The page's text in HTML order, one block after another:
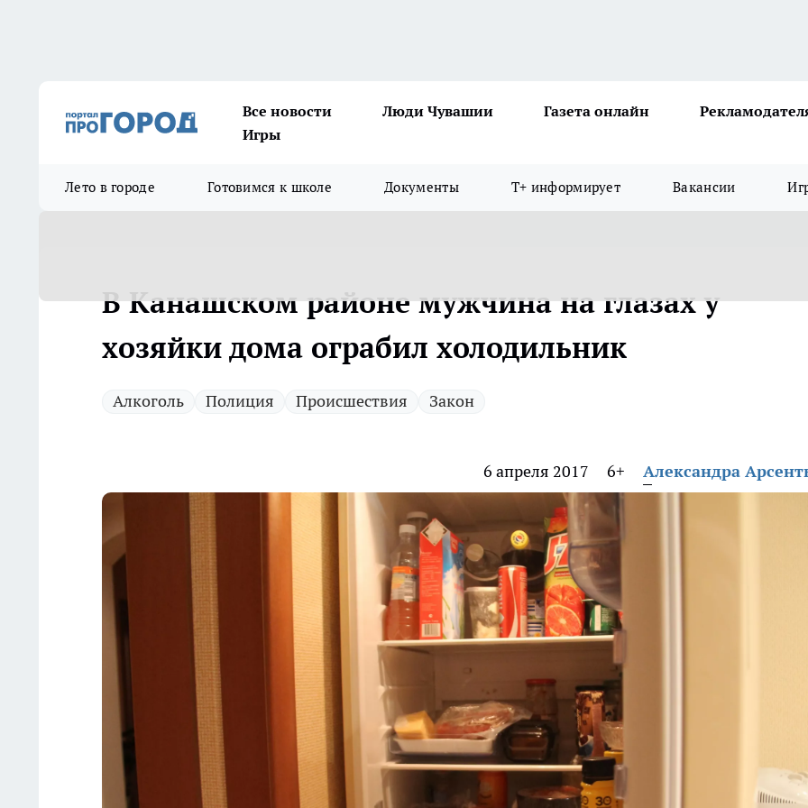
Все новости Люди Чувашии Газета онлайн
Игры
Лето в городе Готовимся к школе Документы Т+ информирует Вакансии
В Канашском районе мужчина на глазах у
хозяйки дома ограбил холодильник
Алкоголь Полиция Происшествия Закон
6 апреля 2017 6+ Александра